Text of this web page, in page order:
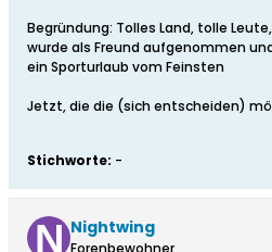
Begründung: Tolles Land, tolle
wurde als Freund aufgenommen
ein Sporturlaub vom Feinsten
Jetzt, die die (sich entscheiden)
Stichworte: -
Nightwing